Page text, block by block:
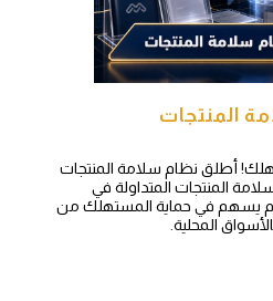
المنتجات
أطلق نظام سلامة المنتجات
المنتجات المتداولة في
يسهم في حماية المستهلك من
المحلية.